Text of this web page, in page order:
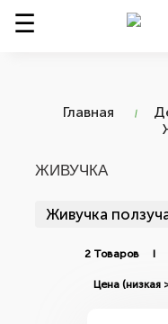
Главная
ЖИВУЧКА
Живучка
2 Товаров I